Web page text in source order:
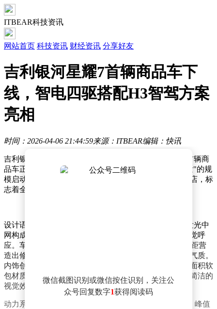
ITBEAR科技资讯
网站首页 科技资讯 财经资讯 分享好友
吉利银河星耀7首辆商品车下
线，智电四驱搭配H3智驾方案
亮相
时间：2026-04-06 21:44:59来源：ITBEAR编辑：快讯
吉利银河品牌旗下全新车型星耀7迎来重要里程碑——首辆商
品车正式下线。这款定位中高端市场的轿车以"千车齐发"的规
模启动交付，展车与试驾车已于4月3日陆续发往全国门店，标
志着全民品鉴活动正式拉开帷幕。
设计语言延续银河家族特征，星耀7采用纵向格栅与可发光中
网构成的前脸极具辨识度，贯穿式尾灯与前大灯形成视觉呼
应。车身尺寸达到4958×1915×1505mm，配合2852mm轴距营
造出修长的侧面轮廓，19英寸多辐轮毂进一步强化运动气质。
内饰创新采用环抱式座舱布局，浮雕打孔工艺座椅与大面积软
包材质提升触感体验，顶棚运用一体化成型技术打造出简洁的
视觉效果。
动力系统搭载e-AWD智电四驱技术，综合功率312千瓦、峰值
微信截图识别或微信按住识别，关注公
众号回复数字1获得阅读码